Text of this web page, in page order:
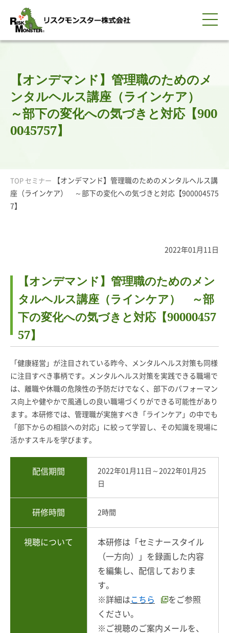
0120-259-440
会員ログイン
簡体中文
ENGLISH
【オンデマンド】管理職のためのメ
ンタルヘルス講座（ラインケア）
～部下の変化への気づきと対応【900
0045757】
TOP セミナー
【オンデマンド】管理職のためのメンタルヘルス講
座（ラインケア） ～部下の変化への気づきと対応【900004575
7】
2022年01月11日
【オンデマンド】管理職のためのメン
タルヘルス講座（ラインケア） ～部
下の変化への気づきと対応【90000457
57】
「健康経営」が注目されている昨今、メンタルヘルス対策も同様
に注目すべき事柄です。メンタルヘルス対策を実践できる職場で
は、離職や休職の危険性の予防だけでなく、部下のパフォーマン
ス向上や健やかで風通しの良い職場づくりができる可能性があり
ます。本研修では、管理職が実施すべき「ラインケア」の中でも
「部下からの相談への対応」に絞って学習し、その知識を現場に
活かすスキルを学びます。
配信期間
2022年01月11日～2022年01月25
日
研修時間 2時間
視聴について
本研修は「セミナースタイル
（一方向）」を録画した内容
を編集し、配信しておりま
す。
※詳細はこちら
をご参照
ください。
※ご視聴のご案内メールを、